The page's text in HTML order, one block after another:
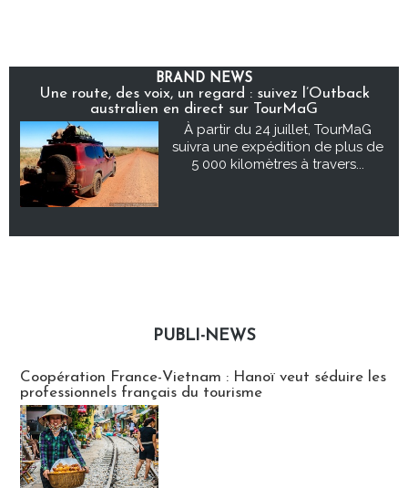
BRAND NEWS
Une route, des voix, un regard : suivez l’Outback
australien en direct sur TourMaG
À partir du 24 juillet, TourMaG
suivra une expédition de plus de
5 000 kilomètres à travers...
PUBLI-NEWS
Coopération France-Vietnam : Hanoï veut séduire les
professionnels français du tourisme